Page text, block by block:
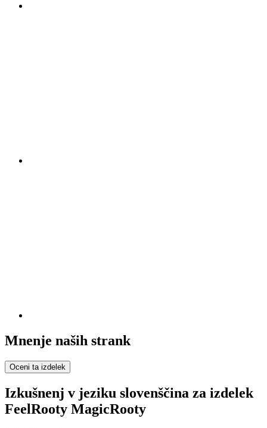
Mnenje naših strank
Oceni ta izdelek
Izkušnenj v jeziku slovenščina za izdelek
FeelRooty MagicRooty